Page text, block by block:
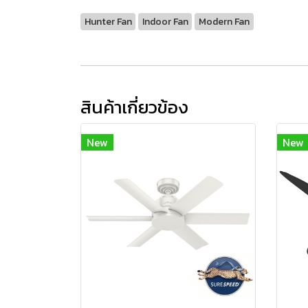
Hunter Fan Indoor Fan Modern Fan
สินค้าเกี่ยวข้อง
New New